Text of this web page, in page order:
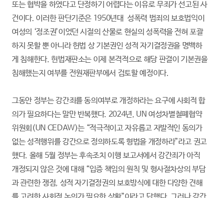
또는 협박을 하였다고 단정하기 어렵다는 이유로 무죄가 선고된 사
건이다. 이러한 판단기준은 1950년대 성폭력 범죄의 보호법익이
여성의 ‘정조권’이었던 시절의 산물로 현실의 성폭력을 전혀 포괄
하지 못할 뿐 아니라 헌법 상 기본권인 성적 자기결정권을 명백하
게 침해한다. 헌법재판소는 이제 본격적으로 해당 판결이 기본권을
침해했는지 여부를 전원재판부에서 검토할 예정이다.
그동안 정부는 강간죄를 동의여부로 개정하라는 요구에 사회적 합
의가 필요하다는 말만 반복했다. 2024년, UN 여성차별철폐협약
위원회(UN CEDAW)는 “적극적이고 자유롭고 자발적인 동의가
없는 성적행위를 강간으로 정의하도록 형법을 개정하라”라고 권고
했다. 올해 5월 정부는 후속조치 이행 보고서에서 강간죄가 아직
개정되지 않은 것에 대해 “입증 책임의 원칙 및 형사절차상의 부담
과 관련한 쟁점, 성적 자기결정권의 보호방식에 대한 다양한 견해